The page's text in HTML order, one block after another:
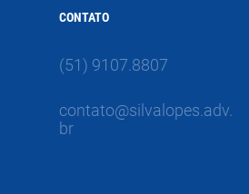
CONTATO
(51) 9107.8807
contato@silvalopes.adv.
br